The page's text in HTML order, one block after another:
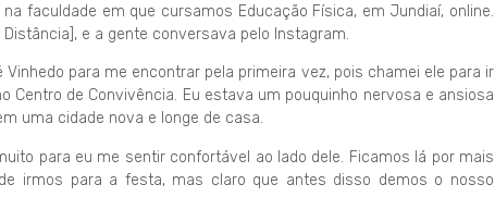
faculdade em que cursamos Educação Física, em Jundiaí, online.
e a gente conversava pelo Instagram.
Vinhedo para me encontrar pela primeira vez, pois chamei ele para ir
de Convivência. Eu estava um pouquinho nervosa e ansiosa
uma cidade nova e longe de casa.
para eu me sentir confortável ao lado dele. Ficamos lá por mais
irmos para a festa, mas claro que antes disso demos o nosso